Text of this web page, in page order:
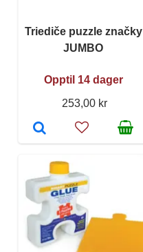
Triediče puzzle značky
JUMBO
Opptil 14 dager
253,00 kr